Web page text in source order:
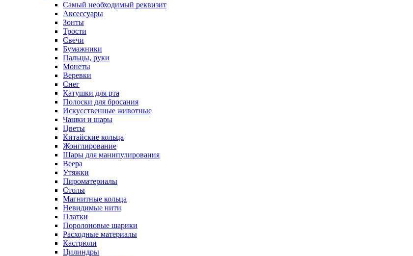
Самый необходимый реквизит
Аксессуары
Зонты
Трости
Свечи
Бумажники
Пальцы, руки
Монеты
Веревки
Снег
Катушки для рта
Полоски для бросания
Искусственные животные
Чашки и шары
Цветы
Китайские кольца
Жонглирование
Шары для манипулирования
Веера
Утяжки
Пироматериалы
Столы
Магнитные кольца
Невидимые нити
Платки
Поролоновые шарики
Расходные материалы
Кастрюли
Цилиндры